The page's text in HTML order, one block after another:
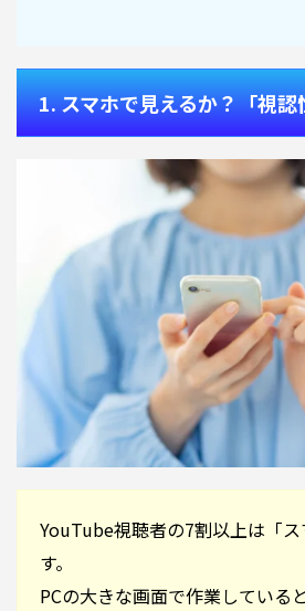
1. スマホで見えるか？「視
YouTube視聴者の7割以上は「
す。
PCの大きな画面で作業している